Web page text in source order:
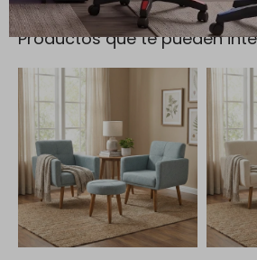
Productos que te pueden